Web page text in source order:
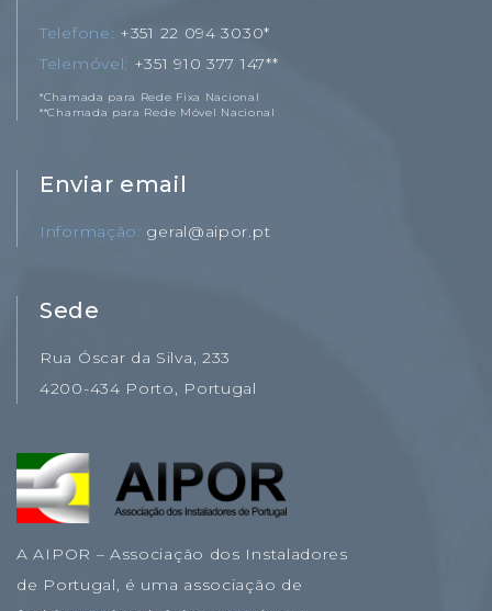
Telefone
+351 22 094 3030*
Telemóvel
+351 910 377 147**
*Chamada para Rede Fixa Nacional
**Chamada para Rede Móvel Nacional
Enviar email
Informação geral@aipor.pt
Sede
Rua Óscar da Silva, 233
4200-434 Porto, Portugal
A AIPOR – Associação dos Instaladores
de Portugal, é uma associação de